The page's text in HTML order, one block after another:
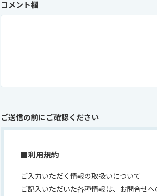
コメント欄
ご送信の前にご確認ください
■利用規約
ご入力いただく情報の取扱いについて
ご記入いただいた各種情報は、お問合せ